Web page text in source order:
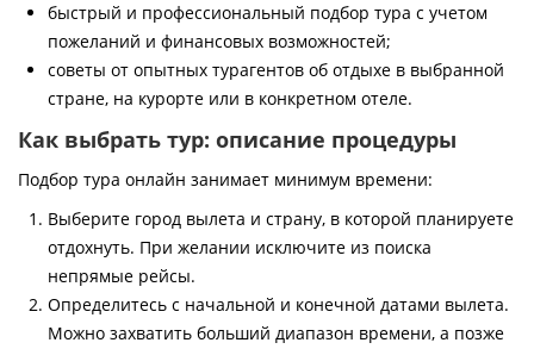
быстрый и профессиональный подбор тура с учетом
пожеланий и финансовых возможностей;
советы от опытных турагентов об отдыхе в выбранной
стране, на курорте или в конкретном отеле.
Как выбрать тур: описание процедуры
Подбор тура онлайн занимает минимум времени:
Выберите город вылета и страну, в которой планируете
отдохнуть. При желании исключите из поиска
непрямые рейсы.
Определитесь с начальной и конечной датами вылета.
Можно захватить больший диапазон времени, а позже